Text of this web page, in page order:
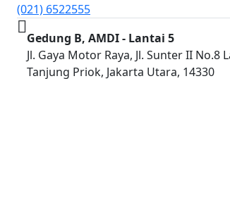
(021) 6522555
Gedung B, AMDI - Lantai 5
Jl. Gaya Motor Raya, Jl. Sunter II No.8
Tanjung Priok, Jakarta Utara, 14330